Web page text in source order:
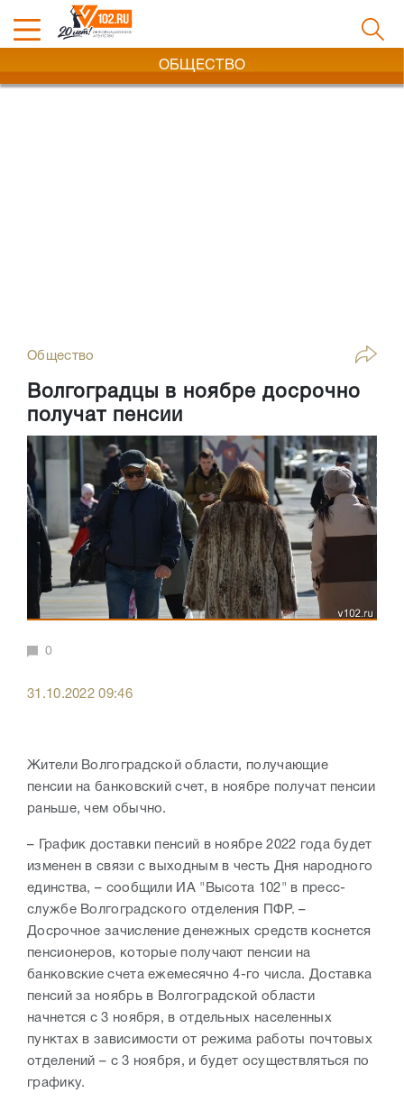
ОБЩЕСТВО
Общество
Волгоградцы в ноябре досрочно
получат пенсии
0
31.10.2022 09:46
Жители Волгоградской области, получающие
пенсии на банковский счет, в ноябре получат пенсии
раньше, чем обычно.
– График доставки пенсий в ноябре 2022 года будет
изменен в связи с выходным в честь Дня народного
единства, – сообщили ИА "Высота 102" в пресс-
службе Волгоградского отделения ПФР. –
Досрочное зачисление денежных средств коснется
пенсионеров, которые получают пенсии на
банковские счета ежемесячно 4-го числа. Доставка
пенсий за ноябрь в Волгоградской области
начнется с 3 ноября, в отдельных населенных
пунктах в зависимости от режима работы почтовых
отделений – с 3 ноября, и будет осуществляться по
графику.